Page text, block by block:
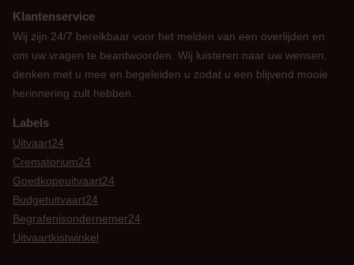
Klantenservice
Wij zijn 24/7 bereikbaar voor het melden van een overlijden en
om uw vragen te beantwoorden. Wij luisteren naar uw wensen,
denken met u mee en begeleiden u zodat u een blijvend mooie
herinnering zult hebben.
Labels
Uitvaart24
Crematorium24
Goedkopeuitvaart24
Budgetuitvaart24
Begrafenisondernemer24
Uitvaartkistwinkel